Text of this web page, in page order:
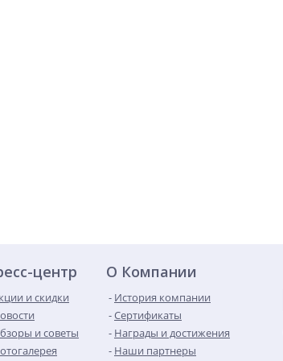
центр
и скидки
и советы
О Компании
История компании
Сертификаты
Награды и достижения
Наши партнеры